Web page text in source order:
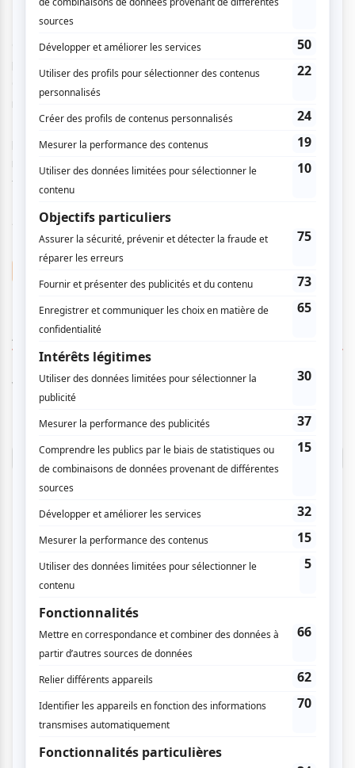
Place des Arts | Salle Wilfrid-Pelletier
Billets à partir de
Les Grands Ballets Canadiens proposent une incursion
dans le monde d’Alice au pays des merveilles
, qui sera
Chorégraphié par André Santos, ce ballet néoclassique
nous plonge dans la célèbre histoire de Lewis Carroll.
Porté par une partition symphonique originale composée
par le Montréalais Airat Ichmouratov, Alice au pays des
merveilles nous convie dans un univers instable et
fascinant, où l’insolite côtoie la poésie.
*Crédit photo : Sasha Onyshchenko
AUCUN COMMENTAIRE
Vous devez être connecté pour
donner un avis.
Connectez-vous ici.